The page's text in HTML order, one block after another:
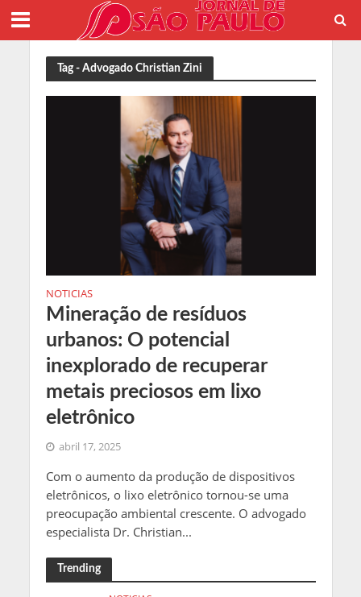
Tag - Advogado Christian Zini
NOTICIAS
Mineração de resíduos
urbanos: O potencial
inexplorado de recuperar
metais preciosos em lixo
eletrônico
abril 17, 2025
Com o aumento da produção de dispositivos
eletrônicos, o lixo eletrônico tornou-se uma
preocupação ambiental crescente. O advogado
especialista Dr. Christian...
Trending